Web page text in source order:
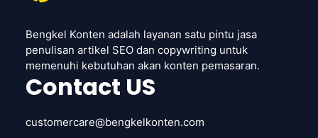
Bengkel Konten adalah layanan satu pintu jasa
penulisan artikel SEO dan copywriting untuk
memenuhi kebutuhan akan konten pemasaran.
Contact US
customercare@bengkelkonten.com